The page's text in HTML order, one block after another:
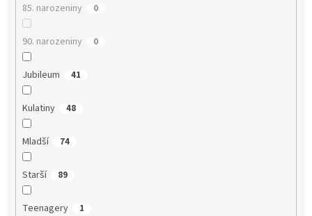
85. narozeniny 0
90. narozeniny 0
Jubileum 41
Kulatiny 48
Mladší 74
Starší 89
Teenagery 1